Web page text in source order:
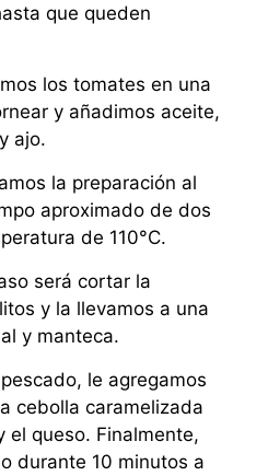
que queden
los tomates en una
y añadimos aceite,
ajo.
la preparación al
aproximado de dos
de 110°C.
será cortar la
y la llevamos a una
y manteca.
le agregamos
cebolla caramelizada
el queso. Finalmente,
durante 10 minutos a